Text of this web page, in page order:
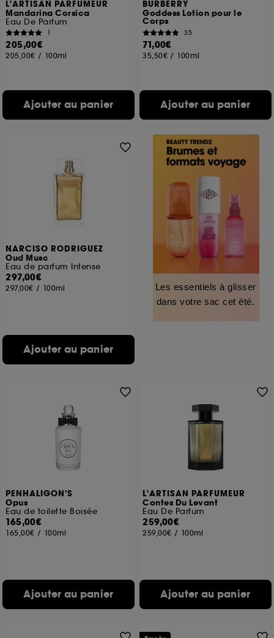
L'ARTISAN PARFUMEUR
Mandarina Corsica
Eau De Parfum
1
205,00€
205,00€ / 100ml
Ajouter au panier
BURBERRY
Goddess Lotion pour le
Corps
35
71,00€
35,50€ / 100ml
Ajouter au panier
NARCISO RODRIGUEZ
Oud Musc
Eau de parfum Intense
297,00€
297,00€ / 100ml
Ajouter au panier
Les essentiels à glisser
dans votre sac cet été.
PENHALIGON'S
Opus
Eau de toilette Boisée
165,00€
165,00€ / 100ml
Ajouter au panier
L'ARTISAN PARFUMEUR
Contes Du Levant
Eau De Parfum
259,00€
259,00€ / 100ml
Ajouter au panier